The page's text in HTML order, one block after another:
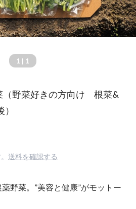
1 | 1
（野菜好きの方向け 根菜&
送料を確認する
野菜。”美容と健康”がモットー